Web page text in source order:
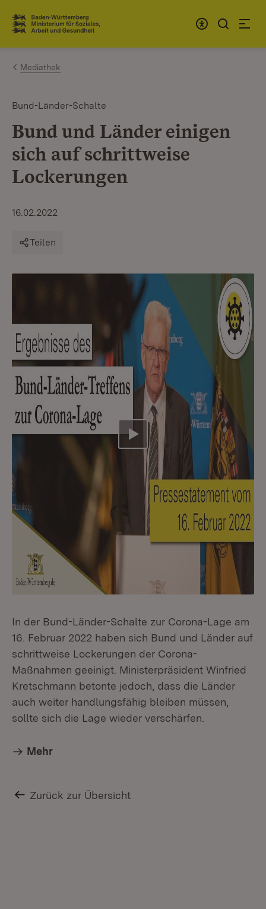
Zum Inhalt springen
Link zur Startseite
Mediathek
Bund-Länder-Schalte
Bund und Länder einigen
sich auf schrittweise
Lockerungen
16.02.2022
Teilen
Video abspielen
In der Bund-Länder-Schalte zur Corona-Lage am
16. Februar 2022 haben sich Bund und Länder auf
schrittweise Lockerungen der Corona-
Maßnahmen geeinigt. Ministerpräsident Winfried
Kretschmann betonte jedoch, dass die Länder
auch weiter handlungsfähig bleiben müssen,
sollte sich die Lage wieder verschärfen.
Mehr
Zurück zur Übersicht